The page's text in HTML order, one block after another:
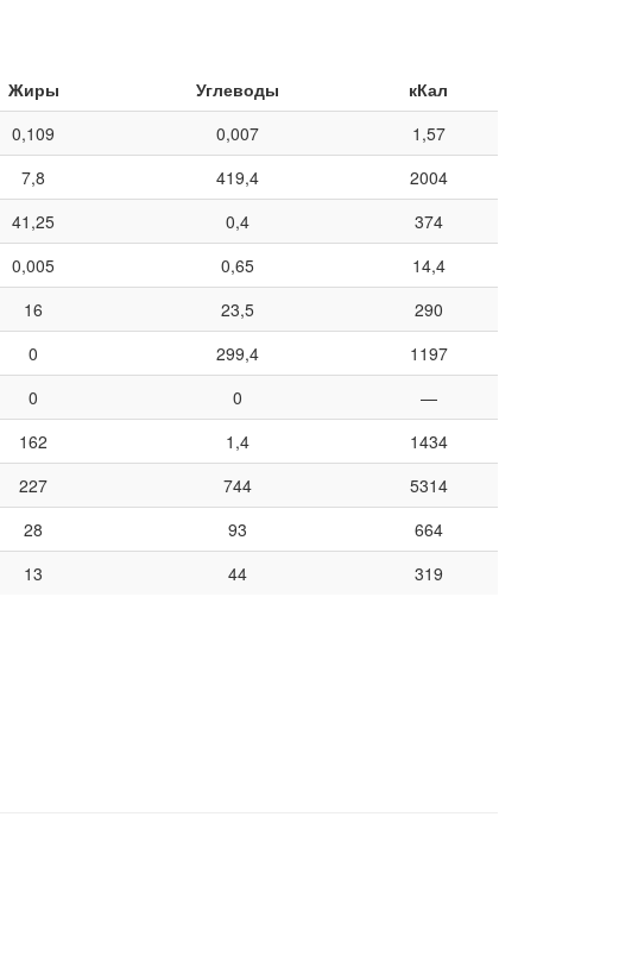
Жиры Углеводы
кКал
0,109 0,007
1,57
7,8 419,4
2004
41,25 0,4
374
0,005 0,65
14,4
16 23,5
290
0 299,4
1197
0 0
—
162 1,4
1434
227 744
5314
28 93
664
13 44 319